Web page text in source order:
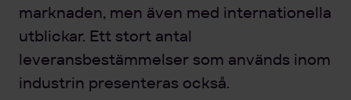
marknaden, men även med internationella
utblickar. Ett stort antal
leveransbestämmelser som används inom
industrin presenteras också.